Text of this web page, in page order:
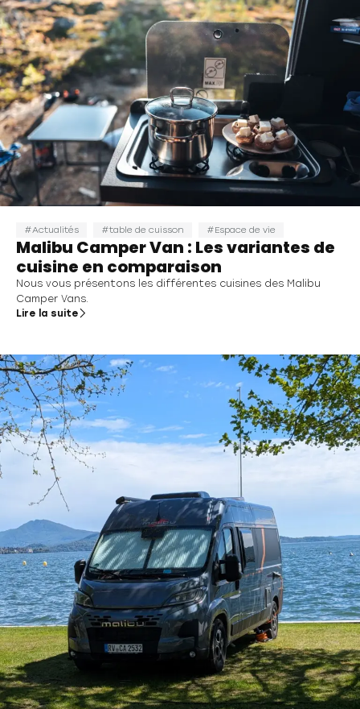
Actualités table de cuisson Espace de vie
Malibu Camper Van : Les variantes de
cuisine en comparaison
Nous vous présentons les différentes cuisines des Malibu
Camper Vans.
Lire la suite